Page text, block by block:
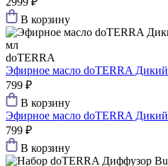
В корзину
doTERRA
Эфирное масло doTERRA
799 ₽
В корзину
Эфирное масло doTERRA
799 ₽
В корзину